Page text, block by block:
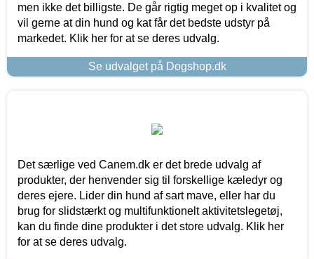
men ikke det billigste. De går rigtig meget op i kvalitet og
vil gerne at din hund og kat får det bedste udstyr på
markedet. Klik her for at se deres udvalg.
Se udvalget på Dogshop.dk
Det særlige ved Canem.dk er det brede udvalg af
produkter, der henvender sig til forskellige kæledyr og
deres ejere. Lider din hund af sart mave, eller har du
brug for slidstærkt og multifunktionelt aktivitetslegetøj,
kan du finde dine produkter i det store udvalg. Klik her
for at se deres udvalg.